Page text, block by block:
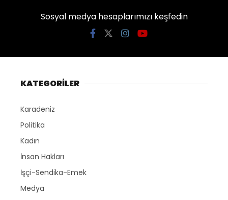
Sosyal medya hesaplarımızı keşfedin
KATEGORİLER
Karadeniz
Politika
Kadın
İnsan Hakları
İşçi-Sendika-Emek
Medya